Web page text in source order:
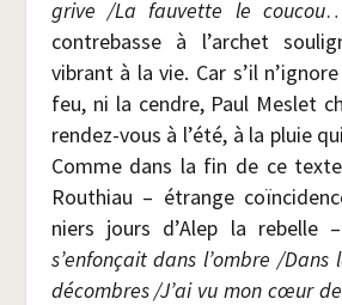
grive /​La fau­vette le cou­cou
contre­basse à l’archet
vibrant à la vie. Car s’il
feu, ni la cendre, Paul Mes­let
ren­dez-vous à l’été, à la pluie
Comme dans la fin de ce
Rou­thiau – étrange
niers jours d’Alep la rebelle
s’enfonçait dans l’ombre /​
décombres /​J’ai vu mon cœur